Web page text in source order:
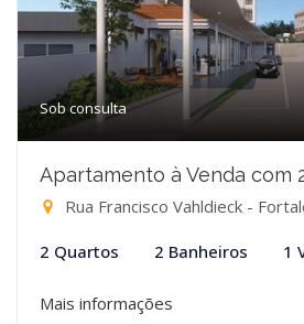
Sob consulta
Apartamento à Venda com
Rua Francisco Vahldieck -
2 Quartos 2 Banheiros 1
Mais informações